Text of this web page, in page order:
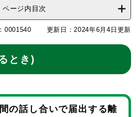
ページ内目次
0001540 更新日：2024年6月4日更新
とき)
の話し合いで届出する離